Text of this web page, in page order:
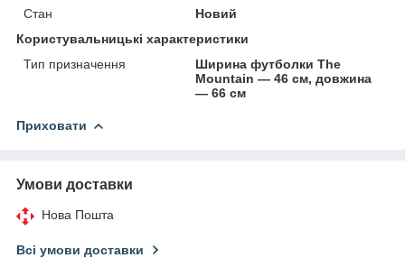
Стан
Новий
Користувальницькі характеристики
Тип призначення
Ширина футболки The
Mountain — 46 см, довжина
— 66 см
Приховати
Умови доставки
Нова Пошта
Всі умови доставки